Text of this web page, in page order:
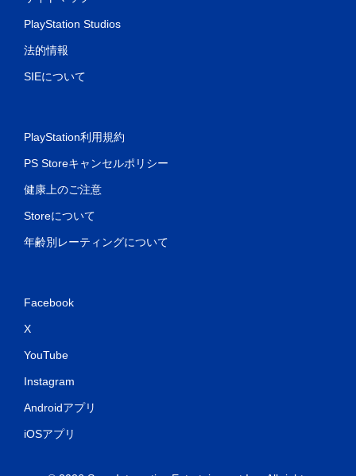
PlayStation Studios
法的情報
SIEについて
PlayStation利用規約
PS Storeキャンセルポリシー
健康上のご注意
Storeについて
年齢別レーティングについて
Facebook
X
YouTube
Instagram
Androidアプリ
iOSアプリ